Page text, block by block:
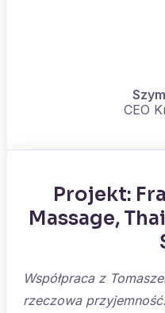
CEO
Projekt:
Massage,
Współpraca z
rzeczowa